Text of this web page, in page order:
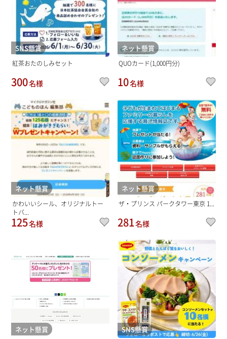
SNS懸賞
紅茶おたのしみセット
300名様
ネット懸賞
QUOカード(1,000円分)
10名様
ネット懸賞
かわいいシール、オリジナルトー
トバ...
125名様
ネット懸賞
ザ・プリンス パークタワー東京 1...
281名様
ネット懸賞 SNS懸賞